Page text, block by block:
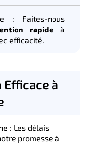
: Faites-nous
rapide à
efficacité.
à
: Les délais
promesse à